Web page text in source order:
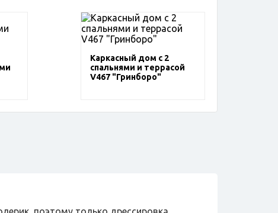
Каркасный дом с 2
спальнями и террасой
V467 "Гринборо"